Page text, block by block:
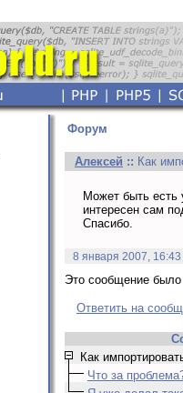
Форум
Алексей :: Как
Может быть есть
интересен сам
Спасибо.
8 января 2007, 16:43
Это сообщение было
Ответить на
Как
Что за